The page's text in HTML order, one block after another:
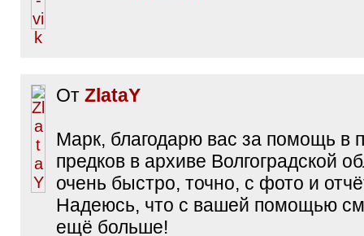
От ZlataY
Марк, благодарю вас за помощь в
предков в архиве Волгоградской
очень быстро, точно, с фото и
Надеюсь, что с вашей помощью
ещё больше!